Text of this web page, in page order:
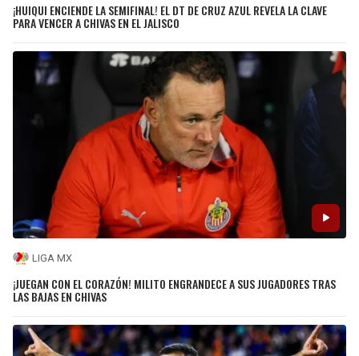
¡HUIQUI ENCIENDE LA SEMIFINAL! EL DT DE CRUZ AZUL REVELA LA CLAVE
PARA VENCER A CHIVAS EN EL JALISCO
LIGA MX
¡JUEGAN CON EL CORAZÓN! MILITO ENGRANDECE A SUS JUGADORES TRAS
LAS BAJAS EN CHIVAS